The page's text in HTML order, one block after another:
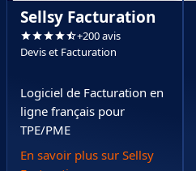
Sellsy Facturation
+200 avis
Devis et Facturation
Logiciel de Facturation en
ligne français pour
TPE/PME
En savoir plus sur Sellsy